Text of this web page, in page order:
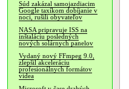
Súd zakázal samojazdiacim
Google taxíkom dobíjanie v
noci, rušili obyvateľov
NASA pripravuje ISS na
inštaláciu posledných
nových solárnych panelov
Vydaný nový FFmpeg 9.0,
zlepšil akceleráciu
profesionálnych formátov
videa